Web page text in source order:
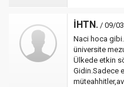
İHTN. / 09/
Naci hoca
üniversite
Ülkede etkin
Gidin.Sadece